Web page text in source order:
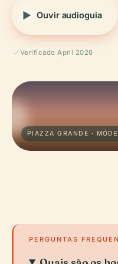
Ouvir audioguia
Verificado April 2026
PIAZZA GRANDE ·
PERGUNTAS